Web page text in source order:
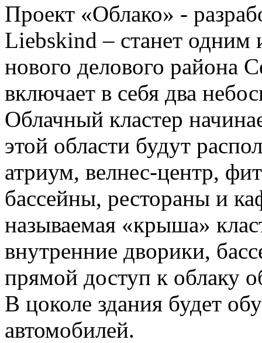
Проект «Облако» -
Liebskind – станет одним
нового делового района
включает в себя два
Облачный кластер
этой области будут
атриум, велнес-центр,
бассейны, рестораны и
называемая «крыша»
внутренние дворики,
прямой доступ к облаку
В цоколе здания будет
автомобилей.